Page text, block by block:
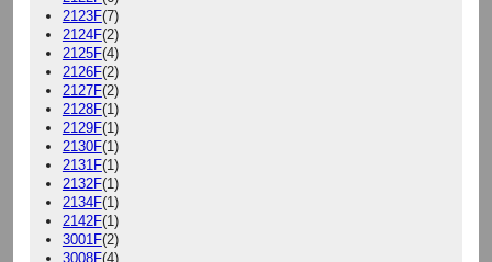
2123F(7)
2124F(2)
2125F(4)
2126F(2)
2127F(2)
2128F(1)
2129F(1)
2130F(1)
2131F(1)
2132F(1)
2134F(1)
2142F(1)
3001F(2)
3008F(4)